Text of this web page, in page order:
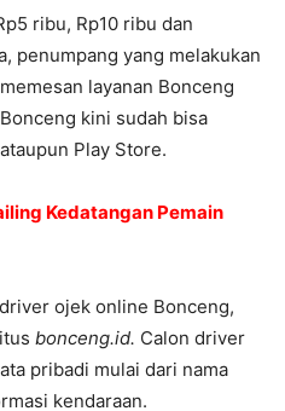
ribu, Rp10 ribu dan
penumpang yang melakukan
layanan Bonceng
kini sudah bisa
Play Store.
Kedatangan Pemain
ojek online Bonceng,
bonceng.id. Calon driver
pribadi mulai dari nama
kendaraan.